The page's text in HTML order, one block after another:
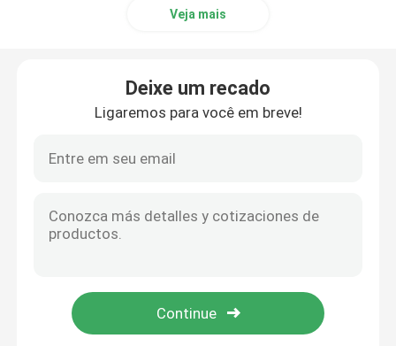
Veja mais
Deixe um recado
Ligaremos para você em breve!